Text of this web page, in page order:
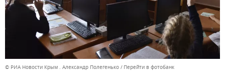
© РИА Новости Крым . Александр Полегенько Перейти в фотобанк